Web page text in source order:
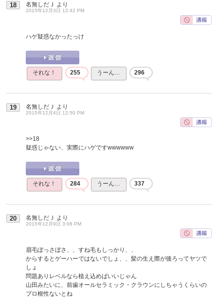
18 名無しだＪ より
2015年12月3日 12:42 PM
ハゲ疑惑なかったっけ
それな！ 255 うーん… 296
19 名無しだＪ より
2015年12月4日 12:50 PM
>>18
疑惑じゃない、実際にハゲですwwwwww
それな！ 284 うーん… 337
20 名無しだＪ より
2015年12月9日 3:08 PM
眉毛ぼっさぼさ、、すね毛もしっかり、、
からするとゲーハーではないでしょ、、髪の生え際が後ろってヤツで
しょ
問題ありレベルなら植え込めばいいじゃん
山田みたいに、前歯オールセラミック・クラウンにしちゃうくらいの
プロ根性ないとね